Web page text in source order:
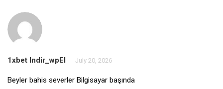
1xbet Indir_wpEl July 20, 2026
Beyler bahis severler Bilgisayar başında